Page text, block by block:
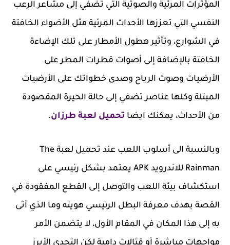
المؤثرات المرئية والصوتية التي تضفي إلى مشاعر الرعب
النفسي التي تعززها الأحداث المرئية مثل الأضواء الخافتة
في الشوارع، وتأثير هطول الأمطار على تلك الإضاءة
الخافتة بالإضافة إلى أصوات قطرات المطر على
الأرضيات وصوت الرياح وصدى خطواتك على الأرضيات
المبتلة وكلها عناصر تضفي إلى حالة الحيرة المقصودة
من الأحداث، يمكنك ايضا تحميل لعبة طرزان.
وبالنسبة الى أسلوب اللعب عند تحميل لعبة The
Rainman للاندرويد APK يعتمد بشكل رئيسي على
استكشاف بيئة اللعب والتوصل إلى القطع المفقودة في
القصة بهدف معرفة البطل الرئيسي هويته وما الذي أتى
به إلى هذا المكان في المقام الأول، لا يتضمن الأمر
مواجهات مباشرة أو قتالات دامية لكن التحدي الأبرز